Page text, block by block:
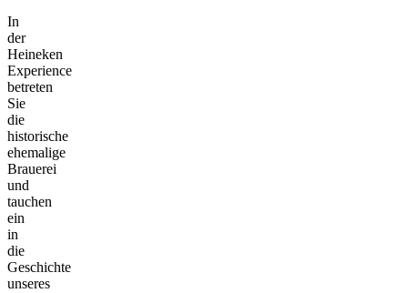
In
der
Heineken
Experience
betreten
Sie
die
historische
ehemalige
Brauerei
und
tauchen
ein
in
die
Geschichte
unseres